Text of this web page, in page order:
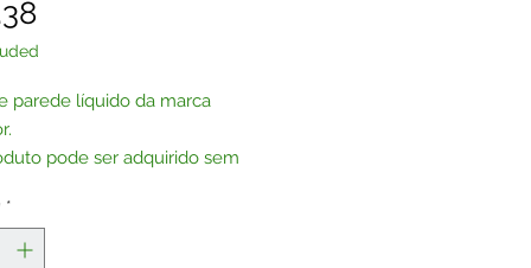
parede líquido da marca
pode ser adquirido sem
nos
*